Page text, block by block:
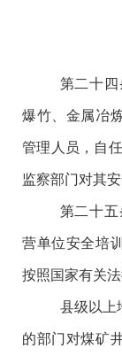
第二十四
爆竹、金属冶
管理人员，自
监察部门对其
第二十五
营单位安全培
按照国家有关
县级以上
的部门对煤矿